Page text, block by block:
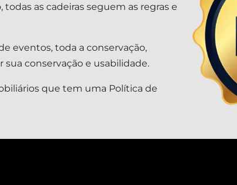
as cadeiras seguem as regras e
eventos, toda a conservação,
conservação e usabilidade.
que tem uma Política de